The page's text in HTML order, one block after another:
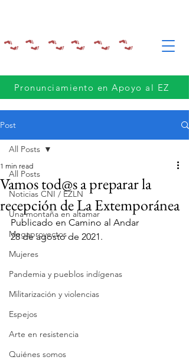
Pronunciamiento en Apoyo al EZ
Post
All Posts
Noticias CNI / EZLN
Una montaña en altamar
Megaproyectos
Mujeres
Pandemia y pueblos indígenas
Militarización y violencias
Espejos
Arte en resistencia
Quiénes somos
All Posts
Vamos tod@s a preparar la
recepción de La Extemporánea
1 min read
Publicado en Camino al Andar
28 de agosto de 2021.